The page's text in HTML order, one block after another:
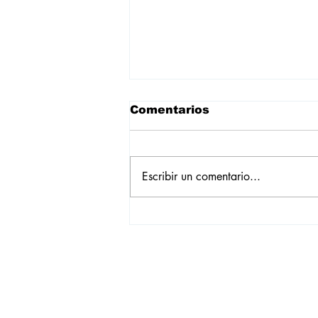
Comentarios
Escribir un comentario...